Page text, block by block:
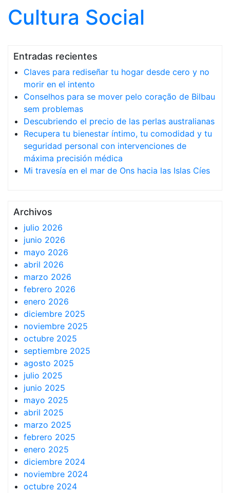
Cultura Social
Entradas recientes
Claves para rediseñar tu hogar desde cero y no
morir en el intento
Conselhos para se mover pelo coração de Bilbau
sem problemas
Descubriendo el precio de las perlas australianas
Recupera tu bienestar íntimo, tu comodidad y tu
seguridad personal con intervenciones de
máxima precisión médica
Mi travesía en el mar de Ons hacia las Islas Cíes
Archivos
julio 2026
junio 2026
mayo 2026
abril 2026
marzo 2026
febrero 2026
enero 2026
diciembre 2025
noviembre 2025
octubre 2025
septiembre 2025
agosto 2025
julio 2025
junio 2025
mayo 2025
abril 2025
marzo 2025
febrero 2025
enero 2025
diciembre 2024
noviembre 2024
octubre 2024